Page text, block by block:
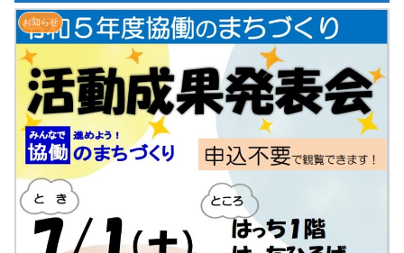
お知らせ